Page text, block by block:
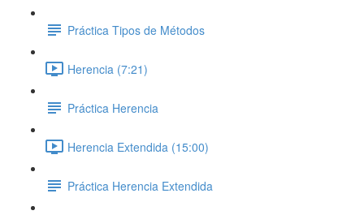
Práctica Tipos de Métodos
Herencia (7:21)
Práctica Herencia
Herencia Extendida (15:00)
Práctica Herencia Extendida